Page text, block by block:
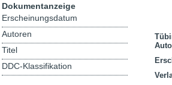
Dokumentanzeige
Erscheinungsdatum
Autoren
Titel
DDC-Klassifikation